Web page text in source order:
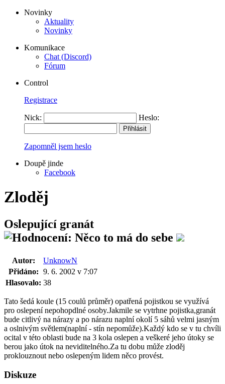
Novinky
Aktuality
Novinky
Komunikace
Chat (Discord)
Fórum
Control
Registrace
Nick: Heslo:
Zapomněl jsem heslo
Doupě jinde
Facebook
Zloděj
Oslepující granát
Autor:
UnknowN
Přidáno: 9. 6. 2002 v 7:07
Hlasovalo: 38
Tato šedá koule (15 coulů průměr) opatřená pojistkou se využívá
pro oslepení nepohopdlné osoby.Jakmile se vytrhne pojistka,granát
bude citlivý na nárazy a po nárazu naplní okolí 5 sáhů velmi jasným
a oslnivým světlem(naplní - stín nepomůže).Každý kdo se v tu chvíli
ocital v této oblasti bude na 3 kola oslepen a veškeré jeho útoky se
berou jako útok na neviditelného.Za tu dobu může zloděj
proklouznout nebo oslepeným lidem něco provést.
Diskuze